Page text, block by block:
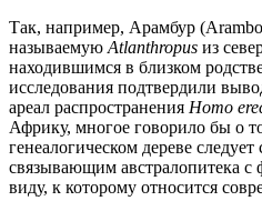
Так, например, Арамбур
называемую Atlanthropus из
находившимся в близком
исследования подтвердили
ареал распространения Homo
Африку, многое говорило бы о
генеалогическом дереве следует
связывающим австралопитека
виду, к которому относится